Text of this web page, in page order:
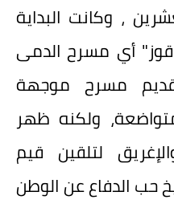
، وكانت البداية
أي مسرح الدمى
مسرح موجهة
ولكنه ظهر
لتلقين قيم
حب الدفاع عن الوطن